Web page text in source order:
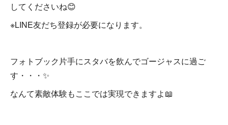
してくださいね😊
※LINE友だち登録が必要になります。
フォトブック片手にスタバを飲んでゴージャスに過ご
す・・・✨
なんて素敵体験もここでは実現できますよ📖